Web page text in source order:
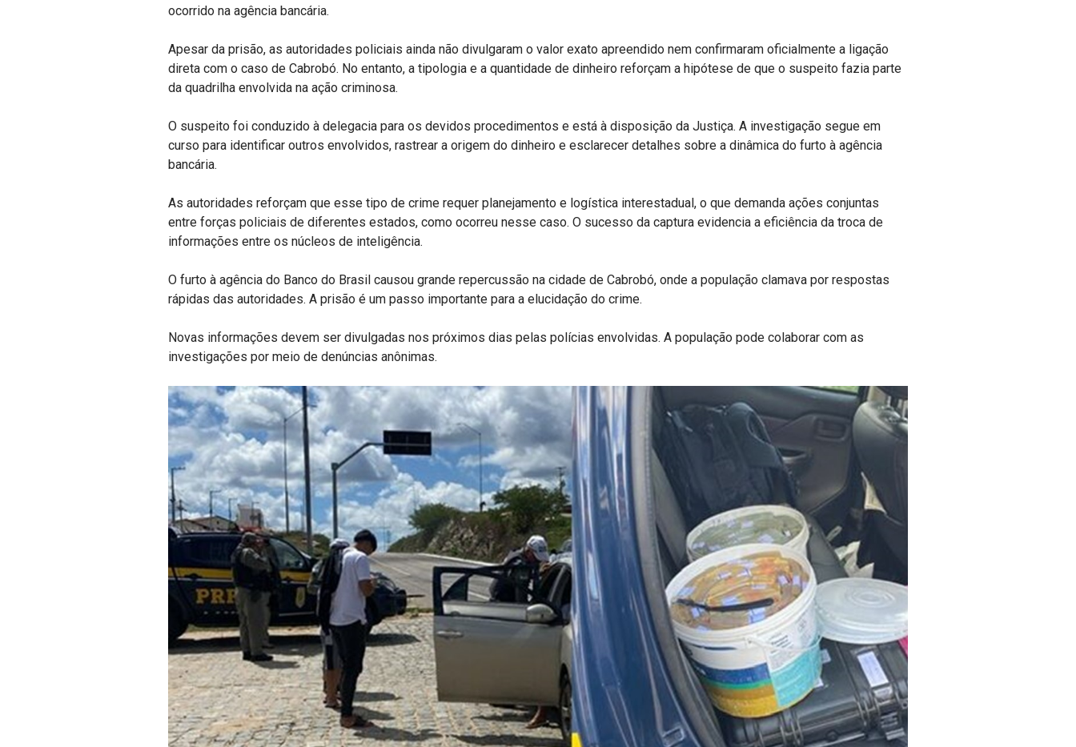
ocorrido na agência bancária.
Apesar da prisão, as autoridades policiais ainda não divulgaram o valor exato apreendido nem confirmaram oficialmente a ligação
direta com o caso de Cabrobó. No entanto, a tipologia e a quantidade de dinheiro reforçam a hipótese de que o suspeito fazia parte
da quadrilha envolvida na ação criminosa.
O suspeito foi conduzido à delegacia para os devidos procedimentos e está à disposição da Justiça. A investigação segue em
curso para identificar outros envolvidos, rastrear a origem do dinheiro e esclarecer detalhes sobre a dinâmica do furto à agência
bancária.
As autoridades reforçam que esse tipo de crime requer planejamento e logística interestadual, o que demanda ações conjuntas
entre forças policiais de diferentes estados, como ocorreu nesse caso. O sucesso da captura evidencia a eficiência da troca de
informações entre os núcleos de inteligência.
O furto à agência do Banco do Brasil causou grande repercussão na cidade de Cabrobó, onde a população clamava por respostas
rápidas das autoridades. A prisão é um passo importante para a elucidação do crime.
Novas informações devem ser divulgadas nos próximos dias pelas polícias envolvidas. A população pode colaborar com as
investigações por meio de denúncias anônimas.